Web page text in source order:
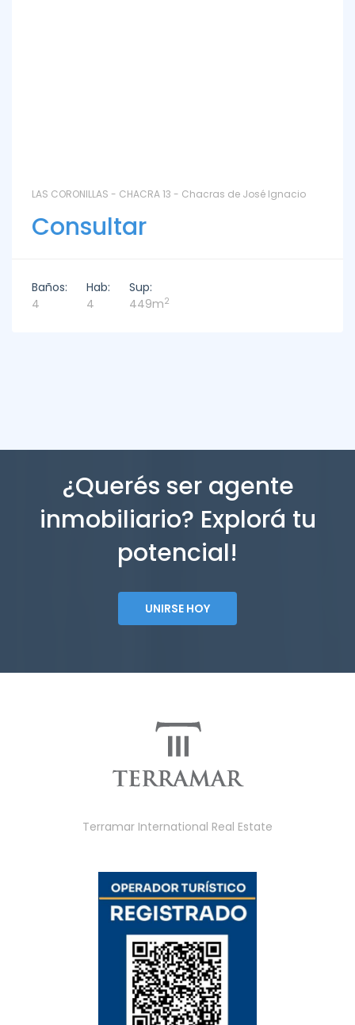
LAS CORONILLAS - CHACRA 13 - Chacras de José Ignacio
Consultar
Baños:
4
Hab:
4
Sup:
449m2
¿Querés ser agente
inmobiliario? Explorá tu
potencial!
UNIRSE HOY
Terramar International Real Estate